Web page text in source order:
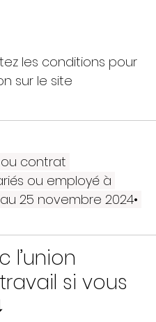
les conditions pour
sur le site
ou contrat
ou employé à
25 novembre 2024•
l’union
si vous